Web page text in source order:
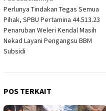
pos
Perlunya Tindakan Tegas Semua
Pihak, SPBU Pertamina 44.513.23
Penaruban Weleri Kendal Masih
Nekad Layani Pengangsu BBM
Subsidi
POS TERKAIT